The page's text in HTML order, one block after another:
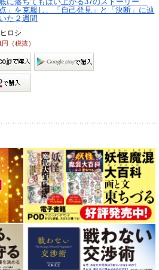
点」を克服し、「自己発見」と「決断」に辿
た２週間
ロシ
円（税抜）